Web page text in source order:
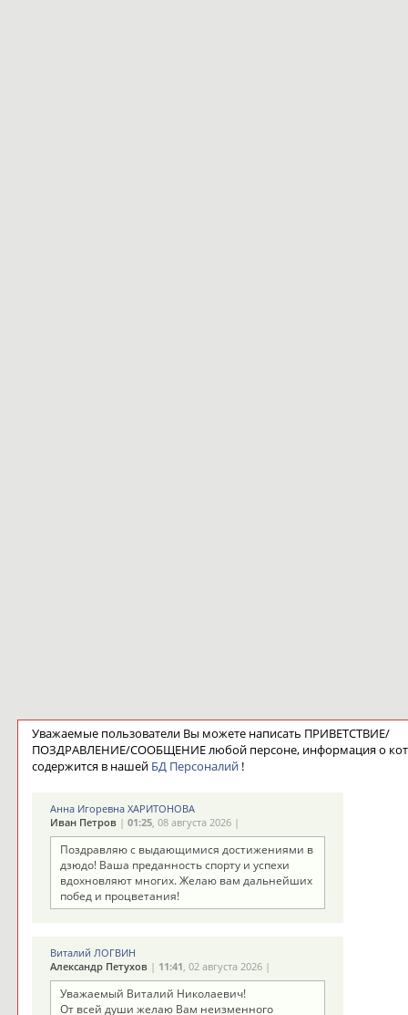
Уважаемые пользователи Вы можете написать ПРИВЕТСТВИЕ/
ПОЗДРАВЛЕНИЕ/СООБЩЕНИЕ любой персоне, информация о
содержится в нашей БД Персоналий!
Анна Игоревна ХАРИТОНОВА
Иван Петров| 01:25, 08 августа 2026 |
Поздравляю с выдающимися достижениями в
дзюдо! Ваша преданность спорту и успехи
вдохновляют многих. Желаю вам дальнейших
побед и процветания!
Виталий ЛОГВИН
Александр Петухов| 11:41, 02 августа 2026 |
Уважаемый Виталий Николаевич!
От всей души желаю Вам неизменного